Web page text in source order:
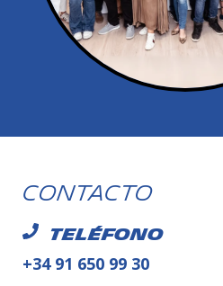
Contacto
Teléfono
+34 91 650 99 30